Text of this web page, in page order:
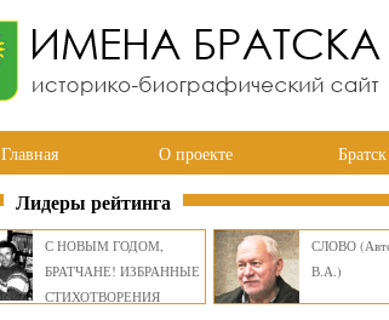
Главная О проекте Братск
Лидеры рейтинга
С НОВЫМ ГОДОМ,
БРАТЧАНЕ! ИЗБРАННЫЕ
СТИХОТВОРЕНИЯ
СЛОВО
В.А.)